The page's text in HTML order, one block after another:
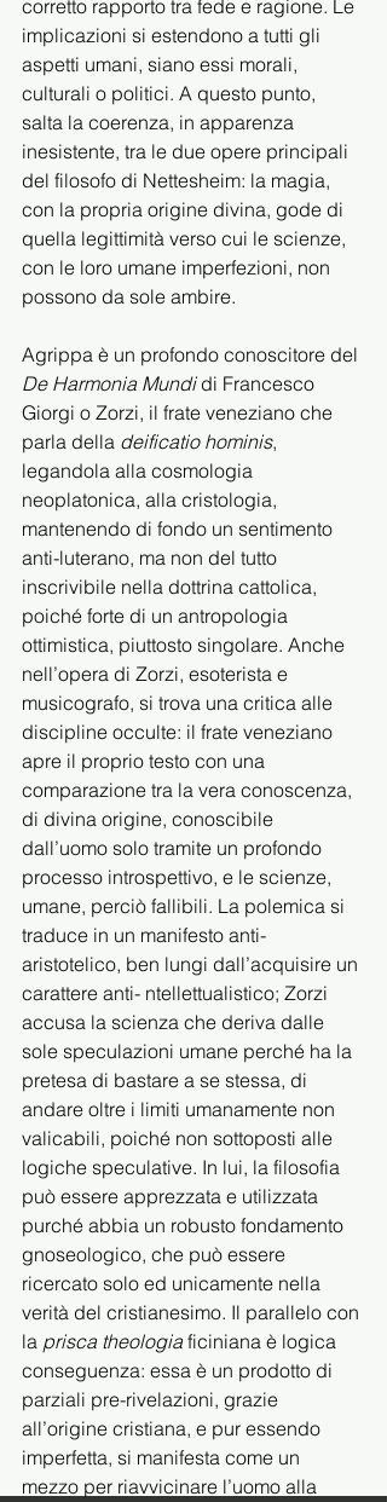
corretto rapporto tra fede e ragione. Le
implicazioni si estendono a tutti gli
aspetti umani, siano essi morali,
culturali o politici. A questo punto,
salta la coerenza, in apparenza
inesistente, tra le due opere principali
del filosofo di Nettesheim: la magia,
con la propria origine divina, gode di
quella legittimità verso cui le scienze,
con le loro umane imperfezioni, non
possono da sole ambire.
Agrippa è un profondo conoscitore del
De Harmonia Mundi di Francesco
Giorgi o Zorzi, il frate veneziano che
parla della deificatio hominis,
legandola alla cosmologia
neoplatonica, alla cristologia,
mantenendo di fondo un sentimento
anti-luterano, ma non del tutto
inscrivibile nella dottrina cattolica,
poiché forte di un antropologia
ottimistica, piuttosto singolare. Anche
nell’opera di Zorzi, esoterista e
musicografo, si trova una critica alle
discipline occulte: il frate veneziano
apre il proprio testo con una
comparazione tra la vera conoscenza,
di divina origine, conoscibile
dall’uomo solo tramite un profondo
processo introspettivo, e le scienze,
umane, perciò fallibili. La polemica si
traduce in un manifesto anti-
aristotelico, ben lungi dall’acquisire un
carattere anti- ntellettualistico; Zorzi
accusa la scienza che deriva dalle
sole speculazioni umane perché ha la
pretesa di bastare a se stessa, di
andare oltre i limiti umanamente non
valicabili, poiché non sottoposti alle
logiche speculative. In lui, la filosofia
può essere apprezzata e utilizzata
purché abbia un robusto fondamento
gnoseologico, che può essere
ricercato solo ed unicamente nella
verità del cristianesimo. Il parallelo con
la prisca theologia ficiniana è logica
conseguenza: essa è un prodotto di
parziali pre-rivelazioni, grazie
all’origine cristiana, e pur essendo
imperfetta, si manifesta come un
mezzo per riavvicinare l’uomo alla